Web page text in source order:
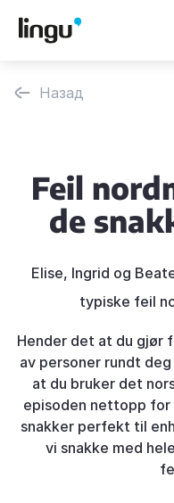
Назад
Feil
de
Elise, Ingrid og
typiske feil
Hender det at du gjør
av personer rundt
at du bruker det
episoden nettopp for
snakker perfekt til
vi snakke med